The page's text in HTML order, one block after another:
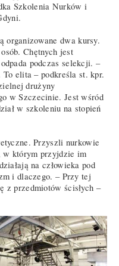
Szkolenia Nurków i
organizowane dwa kursy.
Chętnych jest
podczas selekcji. –
To elita – podkreśla st. kpr.
drużyny
w Szczecinie. Jest wśród
w szkoleniu na stopień
Przyszli nurkowie
w którym przyjdzie im
na człowieka pod
i dlaczego. – Przy tej
z przedmiotów ścisłych –